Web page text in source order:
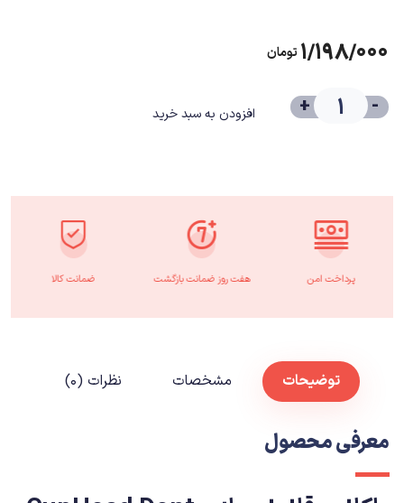
۱/۱۹۸/۰۰۰ تومان
-
+ افزودن به سبد خرید
پرداخت امن هفت روز ضمانت بازگشت ضمانت کالا
توضیحات مشخصات نظرات (۰)
معرفی محصول